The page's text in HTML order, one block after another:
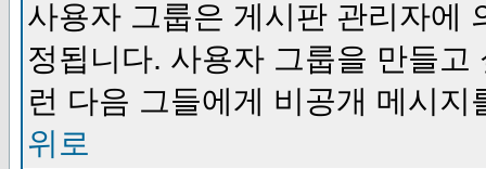
사용자 그룹은 게시판 관리자에
정됩니다. 사용자 그룹을 만들
런 다음 그들에게 비공개 메시지
위로